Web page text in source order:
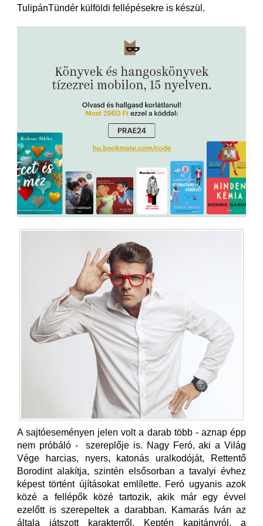
TulipánTündér külföldi fellépésekre is készül.
A sajtóeseményen jelen volt a darab több - aznap épp
nem próbáló - szereplője is. Nagy Feró, aki a Világ
Vége harcias, nyers, katonás uralkodóját, Rettentő
Borodint alakítja, szintén elsősorban a tavalyi évhez
képest történt újításokat emlílette. Feró ugyanis azok
közé a fellépők közé tartozik, akik már egy évvel
ezelőtt is szerepeltek a darabban. Kamarás Iván az
általa játszott karakterről, Keptén kapitányról, a